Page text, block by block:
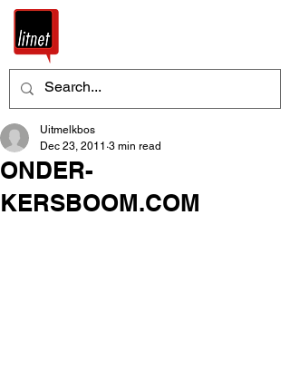
ONDER-
KERSBOOM.COM
Uitmelkbos
Dec 23, 2011 3 min read